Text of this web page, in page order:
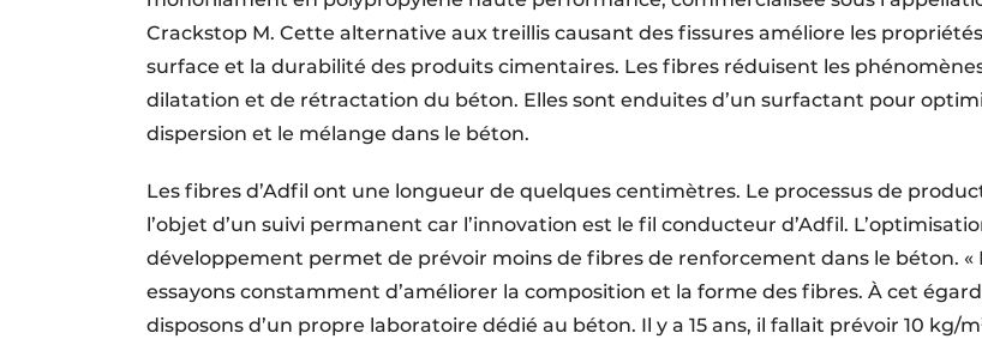
Crackstop M. Cette alternative aux treillis causant des fissures améliore les
surface et la durabilité des produits cimentaires. Les fibres réduisent les
dilatation et de rétractation du béton. Elles sont enduites d’un surfactant pour
dispersion et le mélange dans le béton.
Les fibres d’Adfil ont une longueur de quelques centimètres. Le processus de
l’objet d’un suivi permanent car l’innovation est le fil conducteur d’Adfil.
développement permet de prévoir moins de fibres de renforcement dans le béton. «
essayons constamment d’améliorer la composition et la forme des fibres. À cet
disposons d’un propre laboratoire dédié au béton. Il y a 15 ans, il fallait prévoir 10 kg/